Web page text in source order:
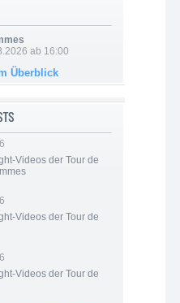
ab 16:00
Überblick
Videos der Tour de
Videos der Tour de
Videos der Tour de